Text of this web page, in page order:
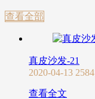
查看全部
真皮沙发-21
2020-04-13 2584
查看全文